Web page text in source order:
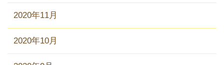
2020年11月
2020年10月